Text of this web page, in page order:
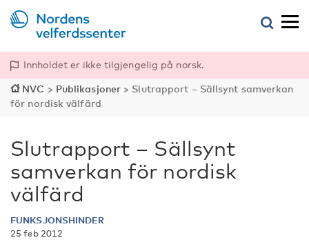
Innholdet er ikke tilgjengelig på norsk.
NVC > Publikasjoner > Slutrapport – Sällsynt samverkan
för nordisk välfärd
Slutrapport – Sällsynt
samverkan för nordisk
välfärd
FUNKSJONSHINDER
25 feb 2012